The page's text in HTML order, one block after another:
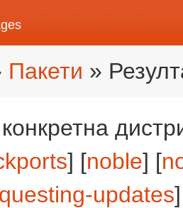
Пакети »
] [noble] [
questing-updates